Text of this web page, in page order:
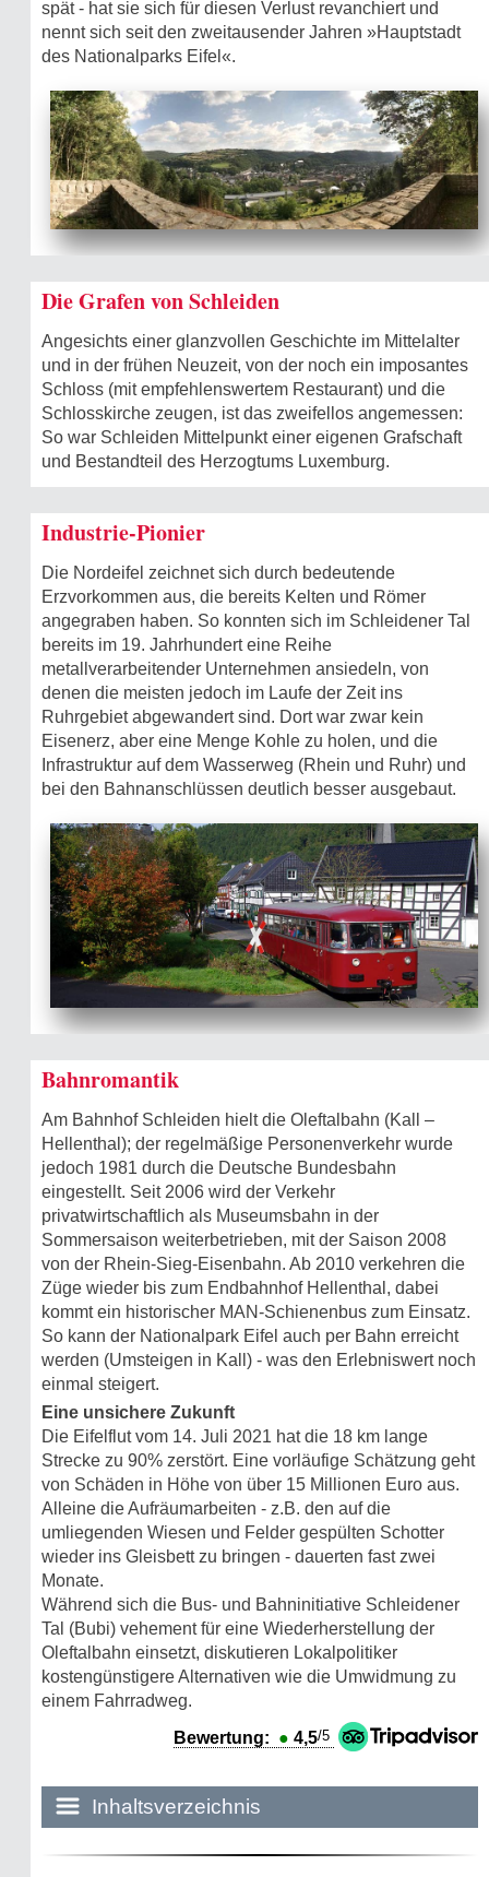
spät - hat sie sich für diesen Verlust revanchiert und
nennt sich seit den zweitausender Jahren »Hauptstadt
des Nationalparks Eifel«.
Die Grafen von Schleiden
Angesichts einer glanzvollen Geschichte im Mittelalter
und in der frühen Neuzeit, von der noch ein imposantes
Schloss (mit empfehlenswertem Restaurant) und die
Schlosskirche zeugen, ist das zweifellos angemessen:
So war Schleiden Mittelpunkt einer eigenen Grafschaft
und Bestandteil des Herzogtums Luxemburg.
Industrie-Pionier
Die Nordeifel zeichnet sich durch bedeutende
Erzvorkommen aus, die bereits Kelten und Römer
angegraben haben. So konnten sich im Schleidener Tal
bereits im 19. Jahrhundert eine Reihe
metallverarbeitender Unternehmen ansiedeln, von
denen die meisten jedoch im Laufe der Zeit ins
Ruhrgebiet abgewandert sind. Dort war zwar kein
Eisenerz, aber eine Menge Kohle zu holen, und die
Infrastruktur auf dem Wasserweg (Rhein und Ruhr) und
bei den Bahnanschlüssen deutlich besser ausgebaut.
Bahnromantik
Am Bahnhof Schleiden hielt die Oleftalbahn (Kall –
Hellenthal); der regelmäßige Personenverkehr wurde
jedoch 1981 durch die Deutsche Bundesbahn
eingestellt. Seit 2006 wird der Verkehr
privatwirtschaftlich als Museumsbahn in der
Sommersaison weiterbetrieben, mit der Saison 2008
von der Rhein-Sieg-Eisenbahn. Ab 2010 verkehren die
Züge wieder bis zum Endbahnhof Hellenthal, dabei
kommt ein historischer MAN-Schienenbus zum Einsatz.
So kann der Nationalpark Eifel auch per Bahn erreicht
werden (Umsteigen in Kall) - was den Erlebniswert noch
einmal steigert.
Eine unsichere Zukunft
Die Eifelflut vom 14. Juli 2021 hat die 18 km lange
Strecke zu 90% zerstört. Eine vorläufige Schätzung geht
von Schäden in Höhe von über 15 Millionen Euro aus.
Alleine die Aufräumarbeiten - z.B. den auf die
umliegenden Wiesen und Felder gespülten Schotter
wieder ins Gleisbett zu bringen - dauerten fast zwei
Monate.
Während sich die Bus- und Bahninitiative Schleidener
Tal (Bubi) vehement für eine Wiederherstellung der
Oleftalbahn einsetzt, diskutieren Lokalpolitiker
kostengünstigere Alternativen wie die Umwidmung zu
einem Fahrradweg.
Bewertung: ● 4,5/5
Inhaltsverzeichnis